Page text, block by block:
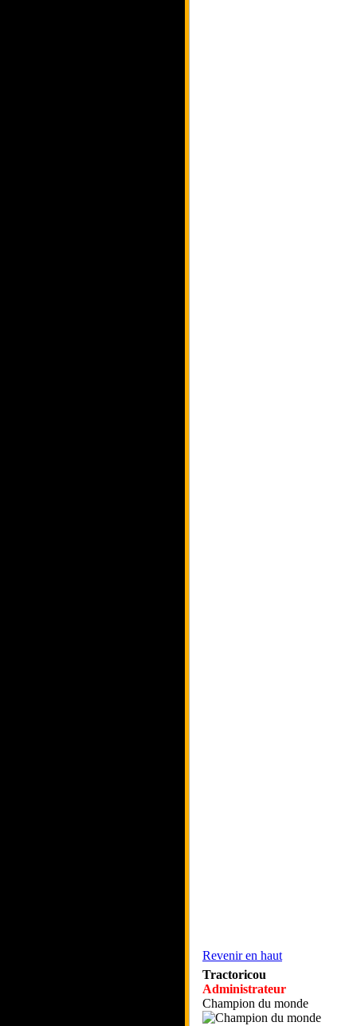
Revenir en haut
Tractoricou
Administrateur
Champion du monde